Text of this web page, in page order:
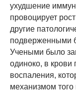
ухудшение
провоцирует
другие
подверженными
Учеными было
одиноко, в
воспаления,
механизмом того